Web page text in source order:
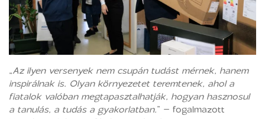
„Az ilyen versenyek nem csupán tudást mérnek, hanem
inspirálnak is. Olyan környezetet teremtenek, ahol a
fiatalok valóban megtapasztalhatják, hogyan hasznosul
a tanulás, a tudás a gyakorlatban.” – fogalmazott